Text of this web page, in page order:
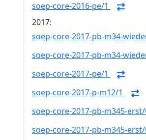
soep-core-2016-pe/1
2017:
soep-core-2017-pb-m34-
soep-core-2017-pb-m34-
soep-core-2017-pe/1
soep-core-2017-p-m12/1
soep-core-2017-pb-m345-
soep-core-2017-pb-m345-